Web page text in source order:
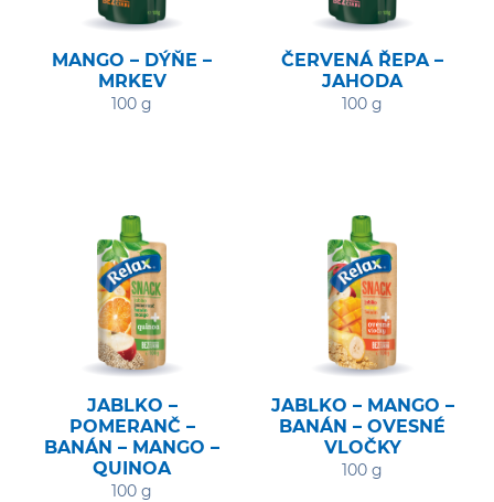
MANGO – DÝŇE –
MRKEV
100 g
ČERVENÁ ŘEPA –
JAHODA
100 g
JABLKO –
POMERANČ –
BANÁN – MANGO –
QUINOA
100 g
JABLKO – MANGO –
BANÁN – OVESNÉ
VLOČKY
100 g